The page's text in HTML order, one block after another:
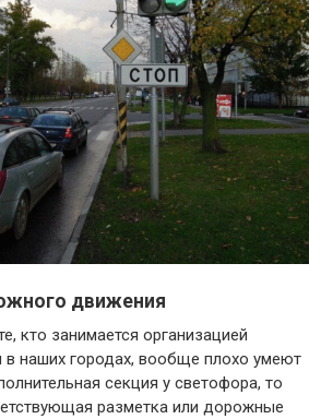
движения
кто занимается организацией
наших городах, вообще плохо умеют
секция у светофора, то
разметка или дорожные